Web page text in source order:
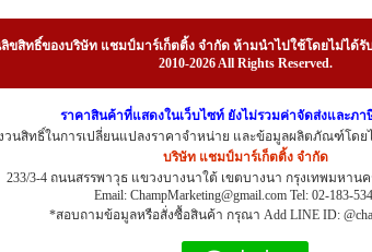
ขสิทธิ์ของบริษัท แชมป์มาร์เก็ตติ้ง จำกัด ห้ามนำไปใช้โดยไม่ได้
2010-2026 All Rights Reserved.
ราคาสินค้าที่แสดงในเว็บไซท์ ยังไม่รวมค่าจัดส่งและภา
วนสิทธิ์ในการเปลี่ยนแปลงราคาจำหน่าย และข้อมูลผลิตภัณฑ์โด
บริษัท แชมป์มาร์เก็ตติ้ง จำกัด
233/3-4 ถนนสรรพาวุธ แขวงบางนาใต้ เขตบางนา กรุงเทพมหานค
Email: ChampMarketing@gmail.com Tel: 02-183-
*สอบถามข้อมูลหรือสั่งซื้อสินค้า กรุณา Add LINE ID: